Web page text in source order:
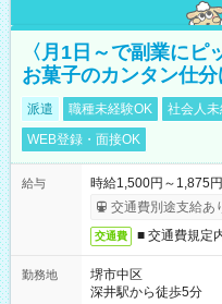
〈月1日～で副業にピ
お菓子のカンタン仕分
派遣 職種未経験OK 社会人
WEB登録・面接OK
給与
時給1,500円～1,875円
交通費別途支給あ
交通費 ■ 交通費規定
勤務地
堺市中区
深井駅から徒歩5分